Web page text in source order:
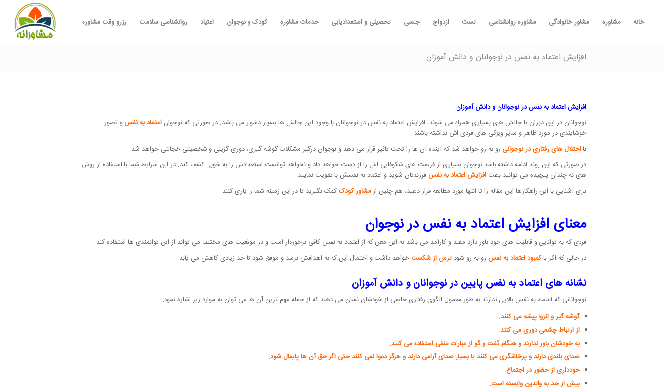
خانه مشاوره مشاور خانوادگی مشاوره روانشناسی تست ازدواج جنسی تحصیلی و استعدادیابی خدمات مشاوره کودک و نوجوان اعتیاد روانشناسی سلامت رزرو وقت مشاوره
افزایش اعتماد به نفس در نوجوانان و دانش آموزان
افزایش اعتماد به نفس در نوجوانان و دانش آموزان
نوجوانان در این دوران با چالش های بسیاری همراه می شوند، افزایش اعتماد به نفس در نوجوانان با وجود این چالش ها بسیار دشوار می باشد. در صورتی که نوجوان اعتماد به نفسو تصور
خوشایندی در مورد ظاهر و سایر ویژگی های فردی اش نداشته باشند.
بااختلال های رفتاری در نوجوانی رو به رو خواهد شد که آینده آن ها را تحت تاثیر قرار می دهد و نوجوان درگیر مشکلات گوشه گیری، دوری گزینی و شخصیتی خجالتی خواهد شد.
در صورتی که این روند ادامه داشته باشد نوجوان بسیاری از فرصت های شکوفایی اش را از دست خواهد داد و نخواهد توانست استعدادش را به خوبی کشف کند. در این شرایط شما با استفاده از روش
های نه چندان پیچیده می توانید باعث افزایش اعتماد به نفسفرزندتان شوید و اعتماد به نفسش با تقویت نمایید.
برای آشنایی با این راهکارها این مقاله را تا انتها مورد مطالعه قرار دهید، هم چنین ازمشاور کودککمک بگیرید تا در این زمینه شما را یاری کنند.
معنای افزایش اعتماد به نفس در نوجوان
فردی که به توانایی و قابلیت های خود باور دارد مفید و کارآمد می باشد به این معن که از اعتماد به نفس کافی برخوردار است و در موقعیت های مختلف می تواند از این توانمندی ها استفاده کند.
در حالی که اگر باکمبود اعتماد به نفس رو به رو شود ترس از شکستخواهد داشت و احتمال این که به اهدافش برسد و موفق شود تا حد زیادی کاهش می یابد.
نشانه های اعتماد به نفس پایین در نوجوانان و دانش آموزان
نوجوانانی که اعتماد به نفس بالایی ندارند به طور معمول الگوی رفتاری خاصی از خودشان نشان می دهند که از جمله مهم ترین آن ها می توان به موارد زیر اشاره نمود:
گوشه گیر و انزوا پیشه می کنند.
از ارتباط چشمی دوری می کنند.
به خودشان باور ندارند و هنگام گفت و گو از عبارات منفی استفاده می کنند.
صدای بلندی دارند و پرخاشگری می کنند یا بسیار صدای آرامی دارند و هرگز دعوا نمی کنند حتی اگر حق آن ها پایمال شود.
خودداری از حضور در اجتماع.
بیش از حد به والدین وابسته است.